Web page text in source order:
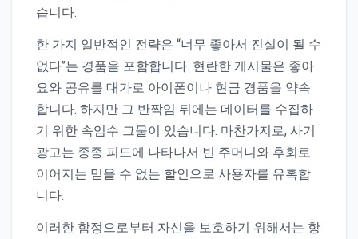
습니다.
한 가지 일반적인 전략은 “너무 좋아서 진실이 될 수
없다”는 경품을 포함합니다. 현란한 게시물은 좋아
요와 공유를 대가로 아이폰이나 현금 경품을 약속
합니다. 하지만 그 반짝임 뒤에는 데이터를 수집하
기 위한 속임수 그물이 있습니다. 마찬가지로, 사기
광고는 종종 피드에 나타나서 빈 주머니와 후회로
이어지는 믿을 수 없는 할인으로 사용자를 유혹합
니다.
이러한 함정으로부터 자신을 보호하기 위해서는 항